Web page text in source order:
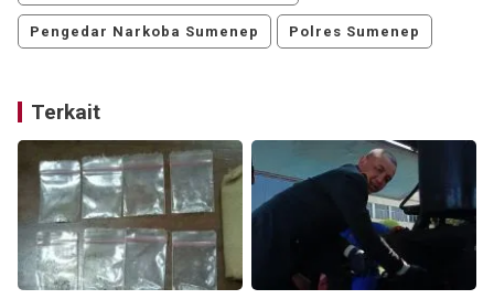
Pengedar Narkoba Sumenep Polres Sumenep
Terkait